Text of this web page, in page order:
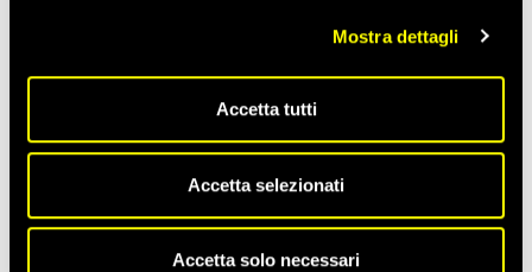
Mostra dettagli
Accetta tutti
Accetta selezionati
Accetta solo necessari
aggiornata il 12 aprile 2024.
Oltre 250 le organizzazioni umanitarie e per i diritti umani*
che hanno chiesto a tutti gli stati di porre immediatamente